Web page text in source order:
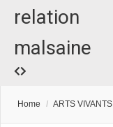
relation
malsaine
Home / ARTS VIVANTS